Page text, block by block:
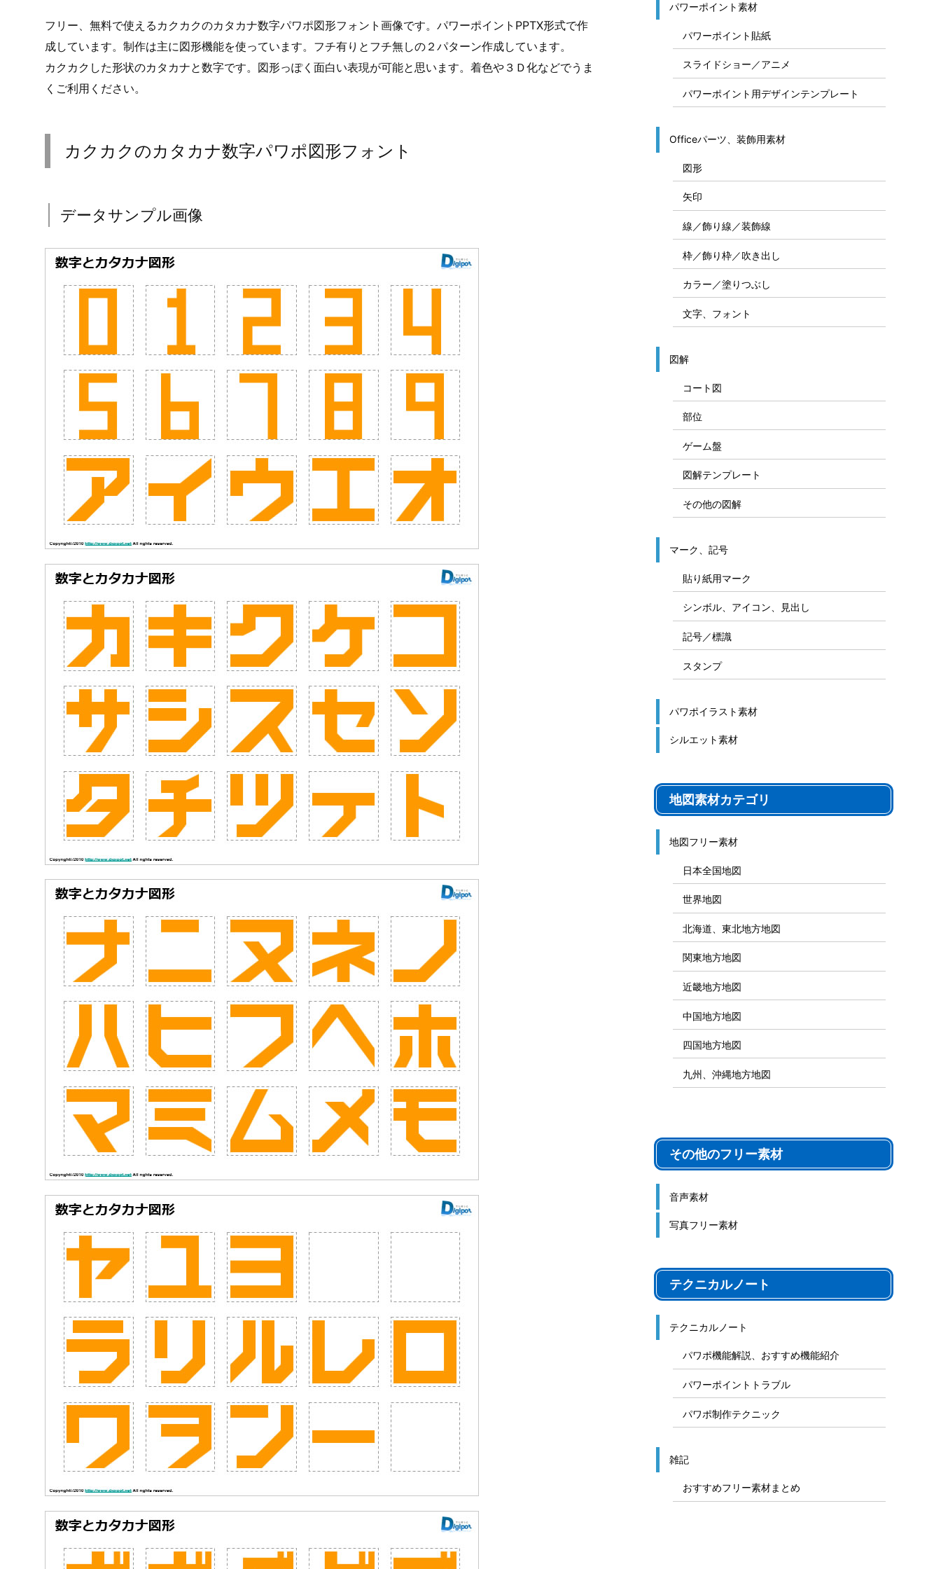
フリー、無料で使えるカクカクのカタカナ数字パワポ図形フォント画像です。パワーポイントPPTX形式で作
成しています。制作は主に図形機能を使っています。フチ有りとフチ無しの２パターン作成しています。
カクカクした形状のカタカナと数字です。図形っぽく面白い表現が可能と思います。着色や３Ｄ化などでうま
くご利用ください。
カクカクのカタカナ数字パワポ図形フォント
データサンプル画像
パワーポイント素材
パワーポイント貼紙
スライドショー／アニメ
パワーポイント用デザインテンプレート
Officeパーツ、装飾用素材
図形
矢印
線／飾り線／装飾線
枠／飾り枠／吹き出し
カラー／塗りつぶし
文字、フォント
図解
コート図
部位
ゲーム盤
図解テンプレート
その他の図解
マーク、記号
貼り紙用マーク
シンボル、アイコン、見出し
記号／標識
スタンプ
パワポイラスト素材
シルエット素材
地図素材カテゴリ
地図フリー素材
日本全国地図
世界地図
北海道、東北地方地図
関東地方地図
近畿地方地図
中国地方地図
四国地方地図
九州、沖縄地方地図
その他のフリー素材
音声素材
写真フリー素材
テクニカルノート
テクニカルノート
パワポ機能解説、おすすめ機能紹介
パワーポイントトラブル
パワポ制作テクニック
雑記
おすすめフリー素材まとめ